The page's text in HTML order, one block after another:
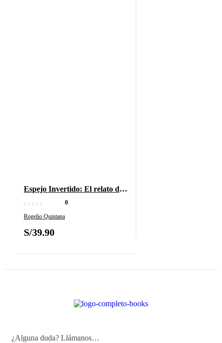
Espejo Invertido: El relato de
la mentira
0
Rogelio Quintana
S/39.90
¿Alguna duda? Llámanos…